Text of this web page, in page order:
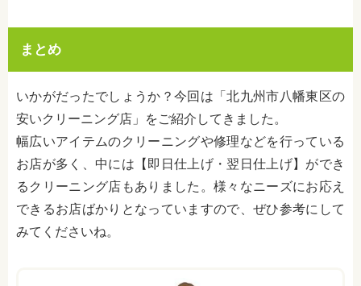
まとめ
いかがだったでしょうか？今回は「北九州市八幡東区の
安いクリーニング店」をご紹介してきました。
幅広いアイテムのクリーニングや修理などを行っている
お店が多く、中には【即日仕上げ・翌日仕上げ】ができ
るクリーニング店もありました。様々なニーズにお応え
できるお店ばかりとなっていますので、ぜひ参考にして
みてくださいね。